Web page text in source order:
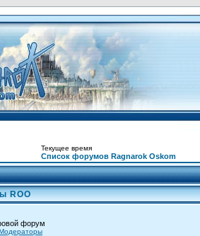
Текущее время
Список форумов Ragnarok Oskom
ROO
форум